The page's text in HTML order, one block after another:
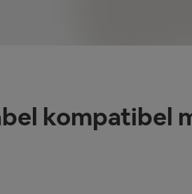
kompatibel